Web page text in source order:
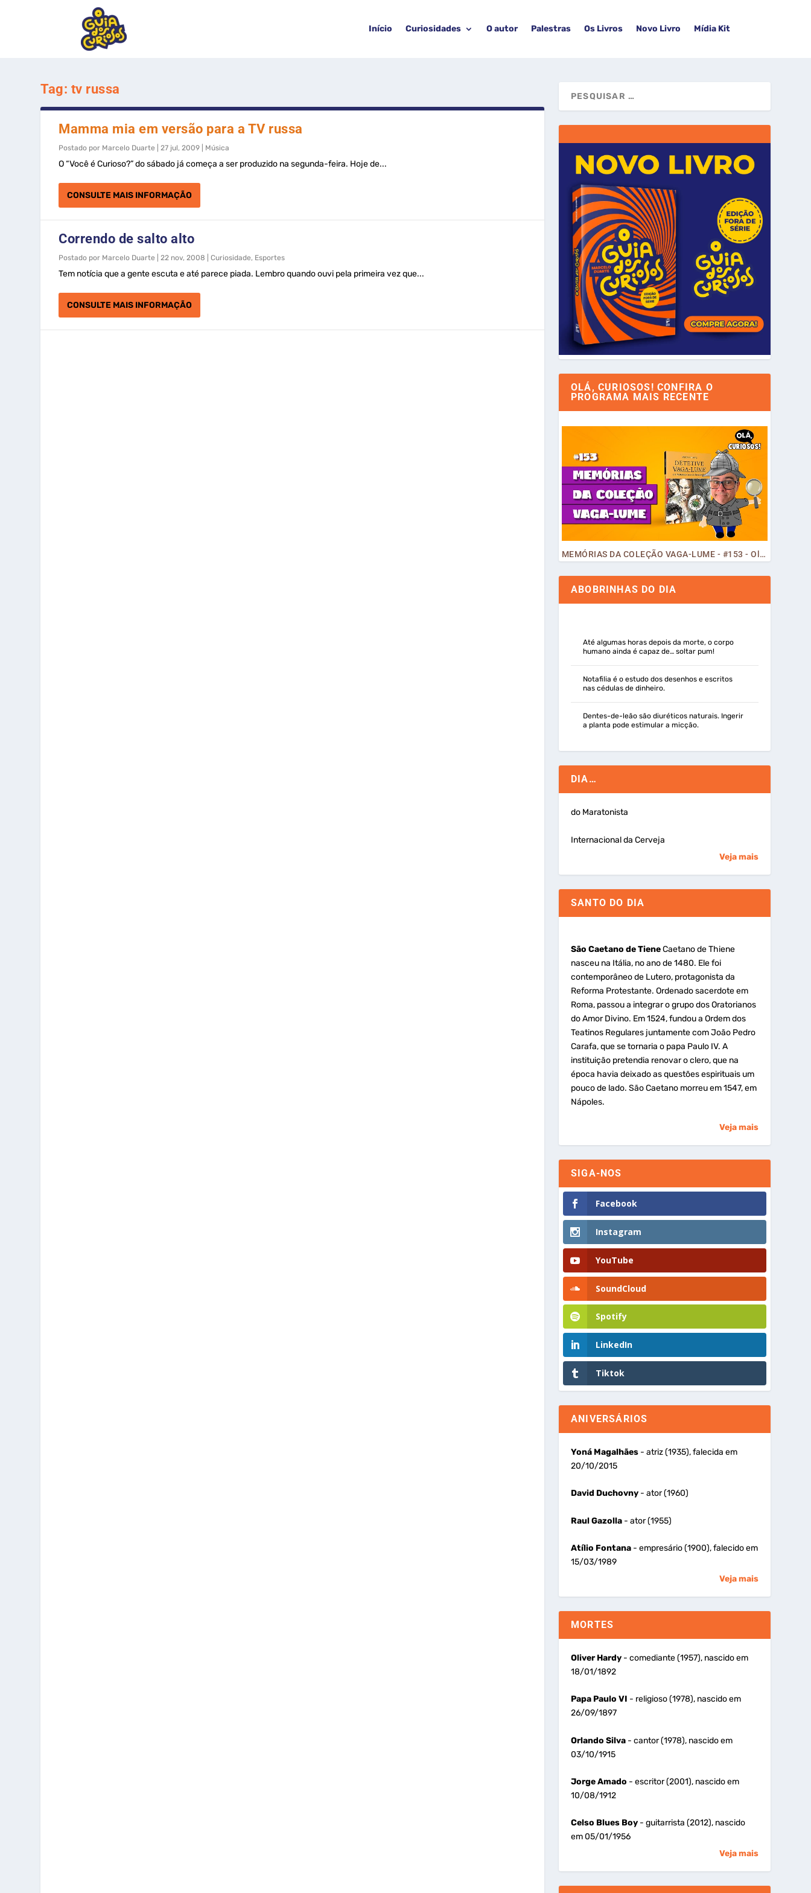
Início Curiosidades O autor Palestras Os Livros Novo Livro Mídia Kit
Tag: tv russa
Mamma mia em versão para a TV russa
Postado por Marcelo Duarte |27 jul, 2009 Música
O “Você é Curioso?” do sábado já começa a ser produzido na segunda-feira. Hoje de...
CONSULTE MAIS INFORMAÇÃO
Correndo de salto alto
Postado por Marcelo Duarte |22 nov, 2008 |Curiosidade, Esportes
Tem notícia que a gente escuta e até parece piada. Lembro quando ouvi pela primeira vez que...
CONSULTE MAIS INFORMAÇÃO
OLÁ, CURIOSOS! CONFIRA O
PROGRAMA MAIS RECENTE
MEMÓRIAS DA COLEÇÃO VAGA-LUME - #153 - Olá, Curiosos! 2023
ABOBRINHAS DO DIA
Até algumas horas depois da morte, o corpo
humano ainda é capaz de… soltar pum!
Notafilia é o estudo dos desenhos e escritos
nas cédulas de dinheiro.
Dentes-de-leão são diuréticos naturais. Ingerir
a planta pode estimular a micção.
DIA…
do Maratonista
Internacional da Cerveja
Veja mais
SANTO DO DIA
São Caetano de TieneCaetano de Thiene
nasceu na Itália, no ano de 1480. Ele foi
contemporâneo de Lutero, protagonista da
Reforma Protestante. Ordenado sacerdote em
Roma, passou a integrar o grupo dos Oratorianos
do Amor Divino. Em 1524, fundou a Ordem dos
Teatinos Regulares juntamente com João Pedro
Carafa, que se tornaria o papa Paulo IV. A
instituição pretendia renovar o clero, que na
época havia deixado as questões espirituais um
pouco de lado. São Caetano morreu em 1547, em
Nápoles.
Veja mais
SIGA-NOS
Facebook
Instagram
YouTube
SoundCloud
Spotify
LinkedIn
Tiktok
ANIVERSÁRIOS
Yoná Magalhães- atriz (1935), falecida em
20/10/2015
David Duchovny- ator (1960)
Raul Gazolla- ator (1955)
Atílio Fontana- empresário (1900), falecido em
15/03/1989
Veja mais
MORTES
Oliver Hardy- comediante (1957), nascido em
18/01/1892
Papa Paulo VI - religioso (1978), nascido em
26/09/1897
Orlando Silva- cantor (1978), nascido em
03/10/1915
Jorge Amado - escritor (2001), nascido em
10/08/1912
Celso Blues Boy- guitarrista (2012), nascido
em 05/01/1956
Veja mais